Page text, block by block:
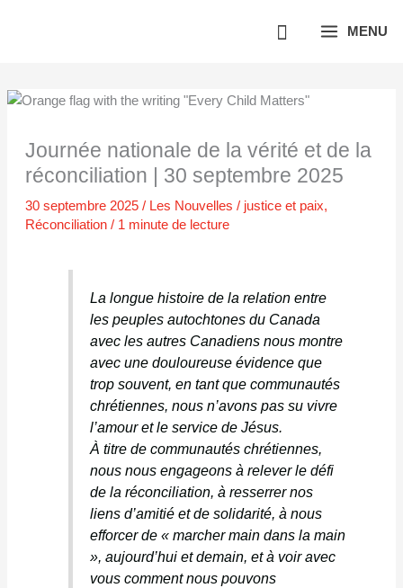
MENU
Journée nationale de la vérité et de la
réconciliation | 30 septembre 2025
30 septembre 2025 / Les Nouvelles / justice et paix,
Réconciliation/ 1 minute de lecture
La longue histoire de la relation entre
les peuples autochtones du Canada
avec les autres Canadiens nous montre
avec une douloureuse évidence que
trop souvent, en tant que communautés
chrétiennes, nous n’avons pas su vivre
l’amour et le service de Jésus.
À titre de communautés chrétiennes,
nous nous engageons à relever le défi
de la réconciliation, à resserrer nos
liens d’amitié et de solidarité, à nous
efforcer de « marcher main dans la main
», aujourd’hui et demain, et à voir avec
vous comment nous pouvons